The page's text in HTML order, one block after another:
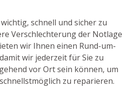
schnell und sicher zu
Verschlechterung der Notlage
wir Ihnen einen Rund-um-
wir jederzeit für Sie zu
vor Ort sein können, um
zu reparieren.